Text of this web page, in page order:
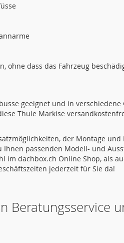
ohne dass das Fahrzeug
geeignet und in verschiedene
Thule Markise
der Montage
passenden Modell- und
im dachbox.ch Online Shop, als
jederzeit für Sie da!
Beratungsservice